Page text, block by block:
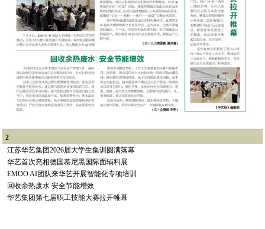
2
江苏华艺集团2026届大学生集训圆满落幕
华艺首次亮相德国慕尼黑国际面辅料展
EMOO AI团队来华艺开展智能化专项培训
回收余热废水 安全节能增效
华艺集团第七届职工技能大赛拉开帷幕